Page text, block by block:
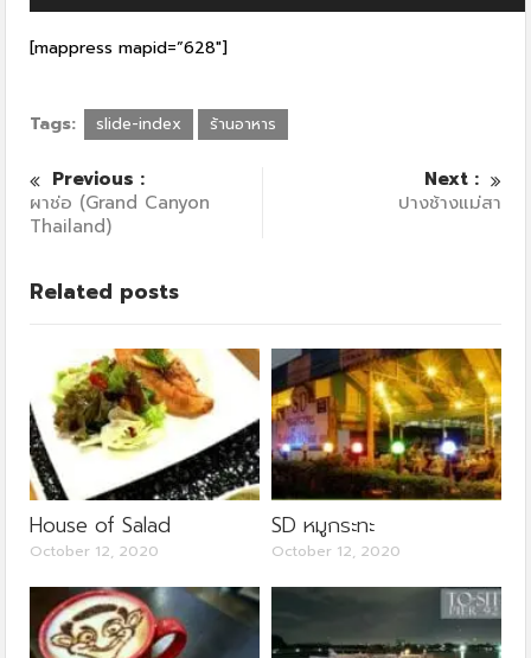
[mappress mapid=”628″]
Tags: slide-index ร้านอาหาร
Previous :
ผาช่อ (Grand Canyon
Thailand)
Next :
ปางช้างแม่สา
Related posts
House of Salad
October 12, 2020
SD หมูกระทะ
October 12, 2020